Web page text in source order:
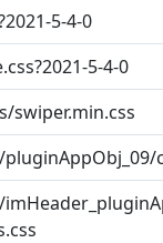
5-4-0
5-4-0
swiper.min.css